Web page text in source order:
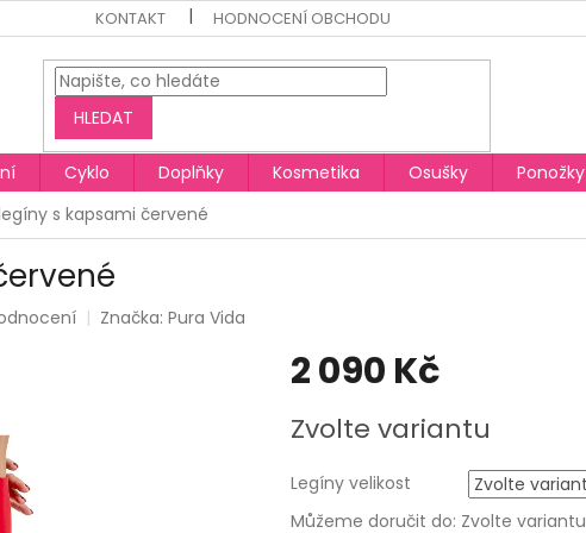
KONTAKT HODNOCENÍ OBCHODU
HLEDAT
Cyklo Doplňky Kosmetika Osušky Ponožky
s kapsami červené
Značka: Pura Vida
2 090 Kč
cena:
Zvolte variantu
Legíny velikost
Můžeme doručit do: Zvolte variantu